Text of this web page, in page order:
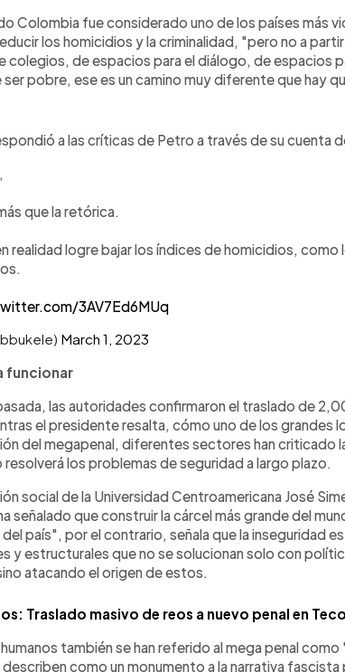
Colombia fue considerado uno de los países más
los homicidios y la criminalidad, "pero no a
colegios, de espacios para el diálogo, de espacios
pobre, ese es un camino muy diferente que hay
a las críticas de Petro a través de su cuenta
,
que la retórica.
realidad logre bajar los índices de homicidios, como
3AV7Ed6MUq
March 1, 2023
funcionar
las autoridades confirmaron el traslado de
el presidente resalta, cómo uno de los grandes
del megapenal, diferentes sectores han criticado
los problemas de seguridad a largo plazo.
social de la Universidad Centroamericana José
señalado que construir la cárcel más grande del
país", por el contrario, señala que la inseguridad
y estructurales que no se solucionan solo con
atacando el origen de estos.
Traslado masivo de reos a nuevo penal en
también se han referido al mega penal como
como un monumento a la narrativa fascista